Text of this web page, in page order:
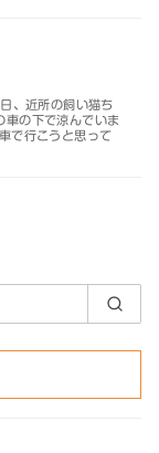
、近所の飼い猫ち
車の下で涼んでいま
で行こうと思って